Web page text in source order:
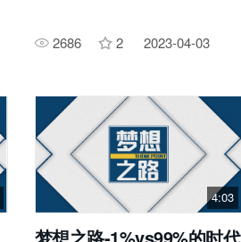
2686 2 2023-04-03
4:03